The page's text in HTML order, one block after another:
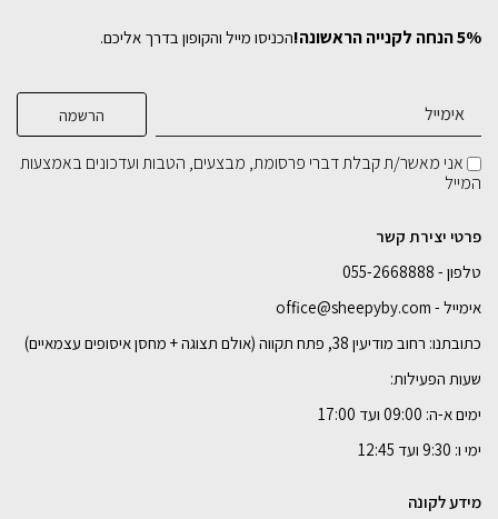
בחירת
בחירתרוחב:
90 ס"מ 100 ס"מ 110 ס"מ
120 ס"מ
בחירת
בחירת
5% הנחה לקנייה הראשונה! הכניסו מייל והקופון בדרך אליכם.
אני מאשר/ת קבלת דברי פרסומת, מבצעים, הטבות ועדכונים באמצעות
המייל
פרטי יצירת קשר
טלפון - 055-2668888
אימייל - office@sheepyby.com
כתובתנו: רחוב מודיעין 38, פתח תקווה (אולם תצוגה + מחסן איסופים עצמאיים)
שעות הפעילות:
ימים א-ה: 09:00 ועד 17:00
ימי ו: 9:30 ועד 12:45
מידע לקונה